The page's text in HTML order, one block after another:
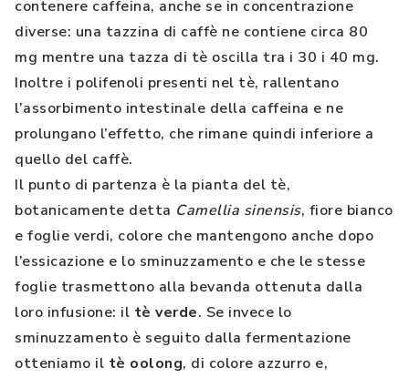
contenere caffeina, anche se in concentrazione
diverse: una tazzina di caffè ne contiene circa 80
mg mentre una tazza di tè oscilla tra i 30 i 40 mg.
Inoltre i polifenoli presenti nel tè, rallentano
l’assorbimento intestinale della caffeina e ne
prolungano l’effetto, che rimane quindi inferiore a
quello del caffè.
Il punto di partenza è la pianta del tè,
botanicamente detta Camellia sinensis, fiore bianco
e foglie verdi, colore che mantengono anche dopo
l’essicazione e lo sminuzzamento e che le stesse
foglie trasmettono alla bevanda ottenuta dalla
loro infusione: il tè verde. Se invece lo
sminuzzamento è seguito dalla fermentazione
otteniamo il tè oolong, di colore azzurro e,